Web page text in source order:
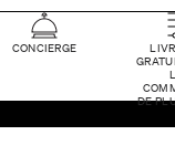
CONCIERGE
DE